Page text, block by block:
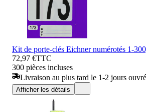
Kit de porte-clés Eichner numérotés 1-
72,97 €TTC
300 pièces incluses
Livraison au plus tard le 1-2 jours
Afficher les détails